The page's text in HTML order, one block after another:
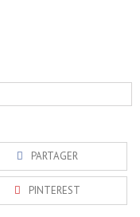
PARTAGER
PINTEREST